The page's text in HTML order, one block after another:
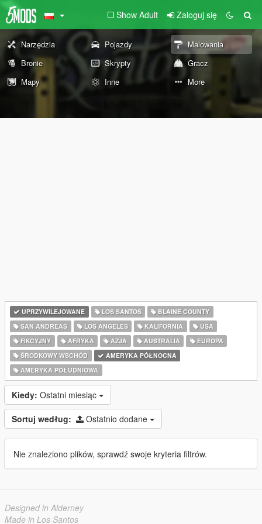
Show Adult Zaloguj się
Narzędzia Pojazdy
Malowania
Bronie
Skrypty
Gracz
Mapy
Inne More
UPRZYWILEJOWANE LOS SANTOS
BLAINE COUNTY
SAN ANDREAS
LOS ANGELES KALIFORNIA
USA
FIKCYJNY
AFRYKA AZJA AUSTRALIA
EUROPA
ŚRODKOWY WSCHÓD
AMERYKA PÓŁNOCNA
AMERYKA POŁUDNIOWA
Kiedy: Ostatni miesiąc
Sortuj według: Ostatnio dodane
Nie znaleziono plików, sprawdź swoje kryteria filtrów.
Designed in Alderney
Made in Los Santos